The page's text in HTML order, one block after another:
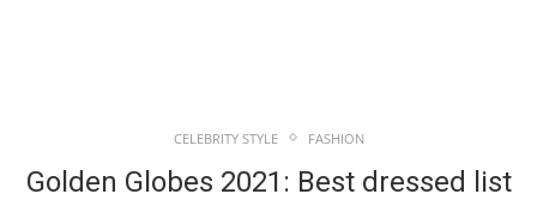
CELEBRITY STYLE FASHION
Golden Globes 2021: Best dressed list